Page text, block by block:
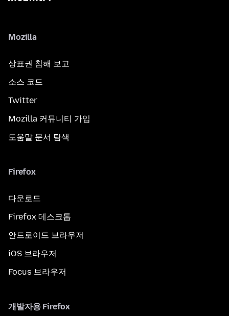
Mozilla
상표권 침해 보고
소스 코드
Twitter
Mozilla 커뮤니티 가입
도움말 문서 탐색
Firefox
다운로드
Firefox 데스크톱
안드로이드 브라우저
iOS 브라우저
Focus 브라우저
개발자용 Firefox